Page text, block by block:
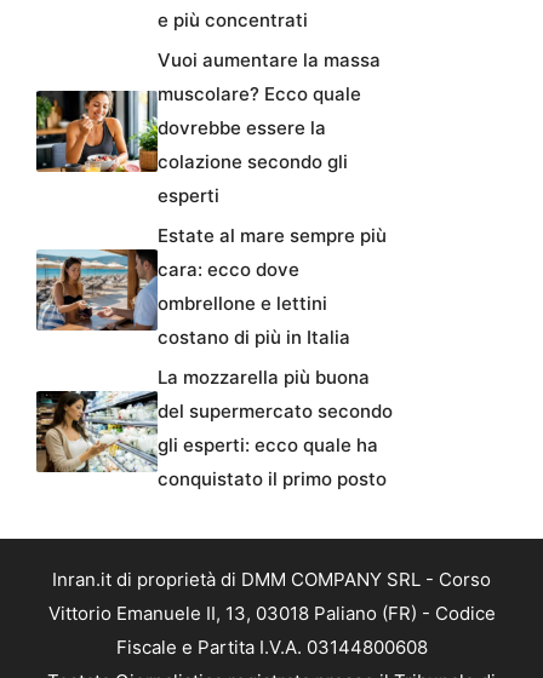
e più concentrati
Vuoi aumentare la massa
muscolare? Ecco quale
dovrebbe essere la
colazione secondo gli
esperti
Estate al mare sempre più
cara: ecco dove
ombrellone e lettini
costano di più in Italia
La mozzarella più buona
del supermercato secondo
gli esperti: ecco quale ha
conquistato il primo posto
Inran.it di proprietà di DMM COMPANY SRL - Corso
Vittorio Emanuele II, 13, 03018 Paliano (FR) - Codice
Fiscale e Partita I.V.A. 03144800608